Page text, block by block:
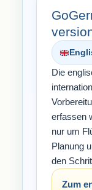
Die
erfassen
nur um
Planung
den
Zum